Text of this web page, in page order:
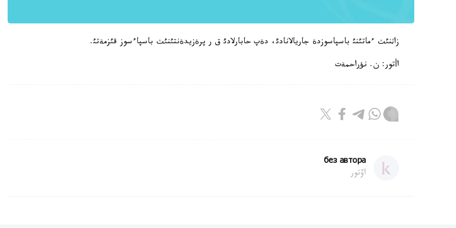
زاثنئث ءماتئنئ باسپاسوزدة جاريالانادئ، دةپ حابارلادئ ق ر پرةزيدةنتئنئث باسپاءسوز قئزمةتئ.
اأتور: ن. نؤراحمةت
без автора
اۆتور